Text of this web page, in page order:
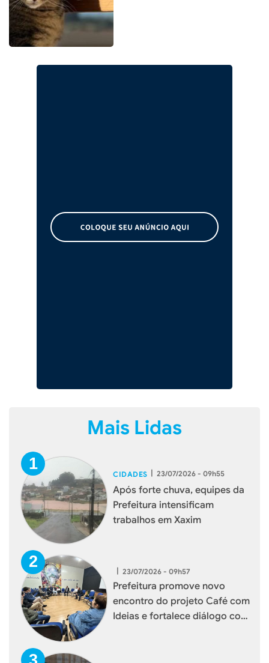
Mais Lidas
CIDADES | 23/07/2026 - 09h55
Após forte chuva, equipes da
Prefeitura intensificam
trabalhos em Xaxim
| 23/07/2026 - 09h57
Prefeitura promove novo
encontro do projeto Café com
Ideias e fortalece diálogo com